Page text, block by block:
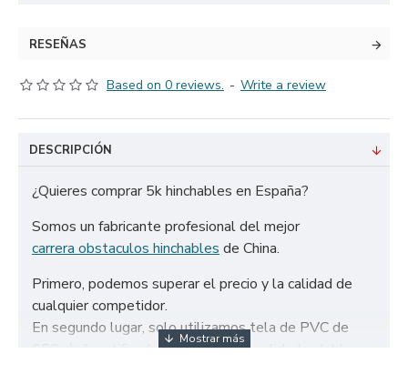
RESEÑAS
Based on 0 reviews. - Write a review
DESCRIPCIÓN
¿Quieres comprar 5k hinchables en España?
Somos un fabricante profesional del mejor
carrera obstaculos hinchables de China.
Primero, podemos superar el precio y la calidad de
cualquier competidor.
En segundo lugar, solo utilizamos tela de PVC de
650g/m² certificada de la más alta calidad y doble